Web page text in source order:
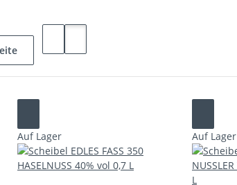
Auf Lager Auf Lager